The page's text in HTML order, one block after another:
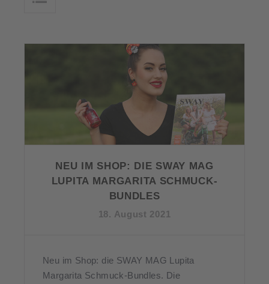
NEU IM SHOP: DIE SWAY MAG
LUPITA MARGARITA SCHMUCK-
BUNDLES
18. August 2021
Neu im Shop: die SWAY MAG Lupita
Margarita Schmuck-Bundles. Die